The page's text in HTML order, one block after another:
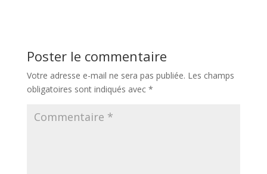
Poster le commentaire
Votre adresse e-mail ne sera pas publiée. Les champs
obligatoires sont indiqués avec *